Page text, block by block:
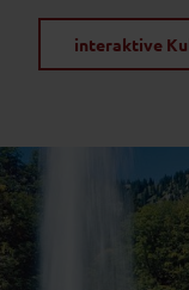
interaktive